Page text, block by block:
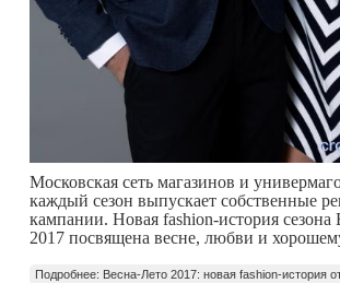
Московская сеть магазинов и
каждый сезон выпускает собственные
кампании. Новая fashion-история сезона
2017 посвящена весне, любви и
Подробнее: Весна-Лето 2017: новая fashion-история